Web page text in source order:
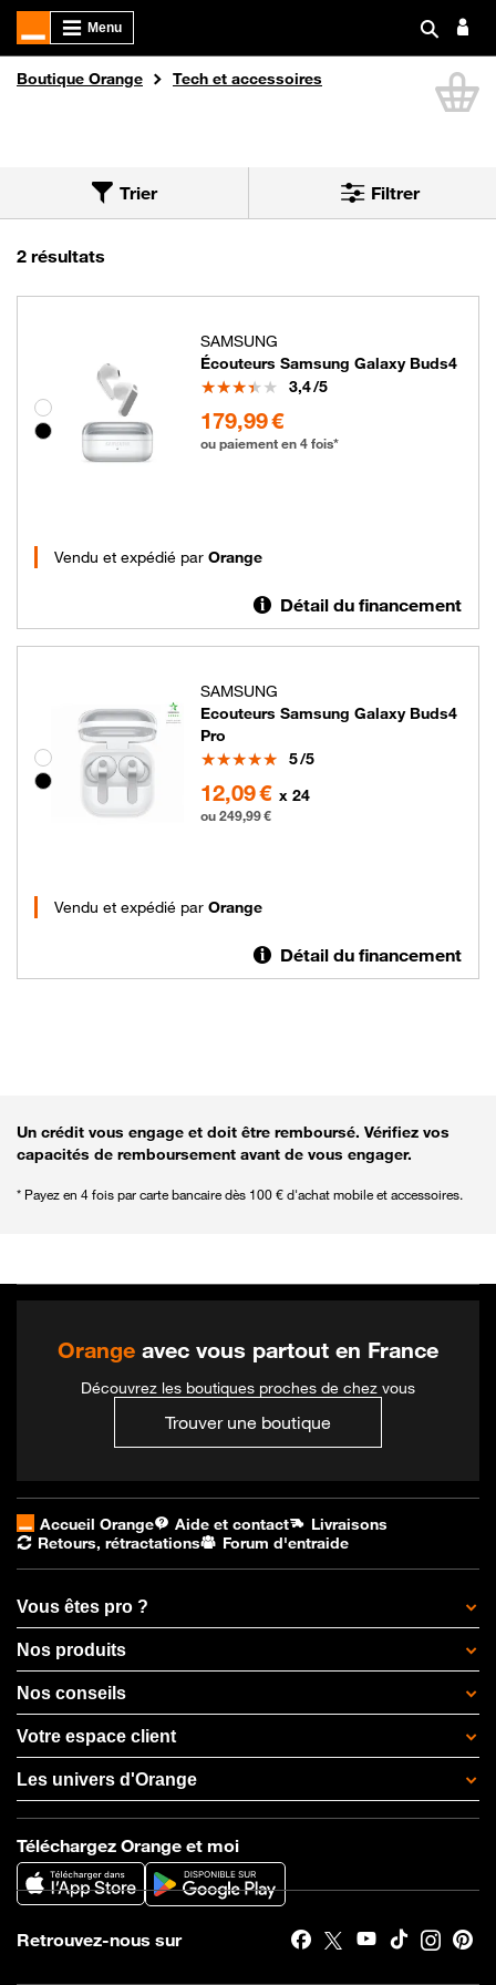
Boutique Orange
Tech et accessoires
Trier par
Trier Filtrer
2 résultats
Groupe de couleurs disponibles non sélectionnables
SAMSUNG
Écouteurs Samsung Galaxy Buds4
Note
3,4/5
179,99 €
ou paiement en 4 fois*
Vendu et expédié par Orange
Détail du financement
Groupe de couleurs disponibles non sélectionnables
SAMSUNG
Ecouteurs Samsung Galaxy Buds4
Pro
Note
5/5
12,09 € x 24
ou 249,99 €
Vendu et expédié par Orange
Détail du financement
Un crédit vous engage et doit être remboursé. Vérifiez vos
capacités de remboursement avant de vous engager.
* Payez en 4 fois par carte bancaire dès 100 € d'achat mobile et accessoires.